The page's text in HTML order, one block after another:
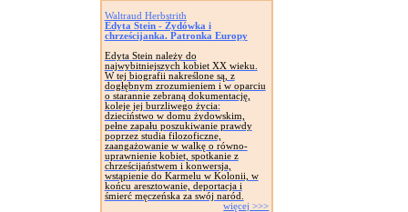
Waltraud Herbstrith
Edyta Stein - Żydówka i
chrześcijanka. Patronka Europy
Edyta Stein należy do
najwybitniejszych kobiet XX wieku.
W tej biografii nakreślone są, z
dogłębnym zrozumieniem i w oparciu
o starannie zebraną dokumentację,
koleje jej burzliwego życia:
dzieciństwo w domu żydowskim,
pełne zapału poszukiwanie prawdy
poprzez studia filozoficzne,
zaangażowanie w walkę o równo-
uprawnienie kobiet, spotkanie z
chrześcijaństwem i konwersja,
wstąpienie do Karmelu w Kolonii, w
końcu aresztowanie, deportacja i
śmierć męczeńska za swój naród.
więcej >>>